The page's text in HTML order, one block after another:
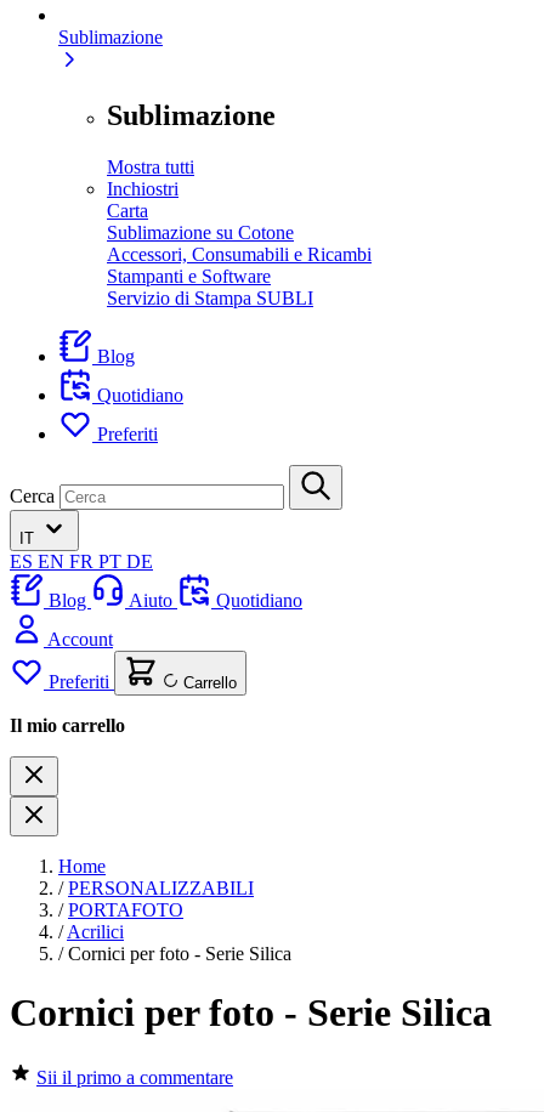
Sublimazione
Sublimazione
Mostra tutti
Inchiostri
Carta
Sublimazione su Cotone
Accessori, Consumabili e Ricambi
Stampanti e Software
Servizio di Stampa SUBLI
Blog
Quotidiano
Preferiti
Cerca
IT
ES EN FR PT DE
Blog
Aiuto
Quotidiano
Account
Preferiti Carrello
Il mio carrello
Home
/ PERSONALIZZABILI
/ PORTAFOTO
/ Acrilici
/ Cornici per foto - Serie Silica
Cornici per foto - Serie Silica
Sii il primo a commentare